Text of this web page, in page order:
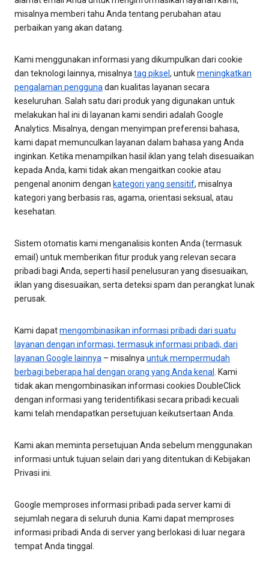
misalnya memberi tahu Anda tentang perubahan atau
perbaikan yang akan datang.
Kami menggunakan informasi yang dikumpulkan dari cookie
dan teknologi lainnya, misalnyatag piksel , untukmeningkatkan
pengalaman penggunadan kualitas layanan secara
keseluruhan. Salah satu dari produk yang digunakan untuk
melakukan hal ini di layanan kami sendiri adalah Google
Analytics. Misalnya, dengan menyimpan preferensi bahasa,
kami dapat memunculkan layanan dalam bahasa yang Anda
inginkan. Ketika menampilkan hasil iklan yang telah disesuaikan
kepada Anda, kami tidak akan mengaitkan cookie atau
pengenal anonim dengan kategori yang sensitif, misalnya
kategori yang berbasis ras, agama, orientasi seksual, atau
kesehatan.
Sistem otomatis kami menganalisis konten Anda (termasuk
email) untuk memberikan fitur produk yang relevan secara
pribadi bagi Anda, seperti hasil penelusuran yang disesuaikan,
iklan yang disesuaikan, serta deteksi spam dan perangkat lunak
perusak.
Kami dapatmengombinasikan informasi pribadi dari suatu
layanan dengan informasi, termasuk informasi pribadi, dari
layanan Google lainnya – misalnyauntuk mempermudah
berbagi beberapa hal dengan orang yang Anda kenal. Kami
tidak akan mengombinasikan informasi cookies DoubleClick
dengan informasi yang teridentifikasi secara pribadi kecuali
kami telah mendapatkan persetujuan keikutsertaan Anda.
Kami akan meminta persetujuan Anda sebelum menggunakan
informasi untuk tujuan selain dari yang ditentukan di Kebijakan
Privasi ini.
Google memproses informasi pribadi pada server kami di
sejumlah negara di seluruh dunia. Kami dapat memproses
informasi pribadi Anda di server yang berlokasi di luar negara
tempat Anda tinggal.